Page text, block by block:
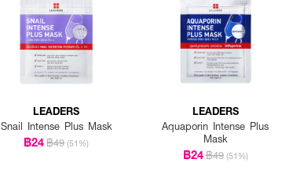
LEADERS
Snail Intense Plus Mask
฿24฿49 (51%)
LEADERS
Aquaporin Intense Plus
Mask
฿24฿49 (51%)